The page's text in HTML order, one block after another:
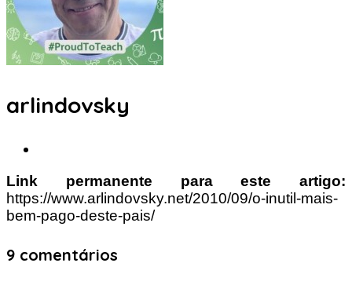
arlindovsky
Link permanente para este artigo:
https://www.arlindovsky.net/2010/09/o-inutil-mais-
bem-pago-deste-pais/
9 comentários